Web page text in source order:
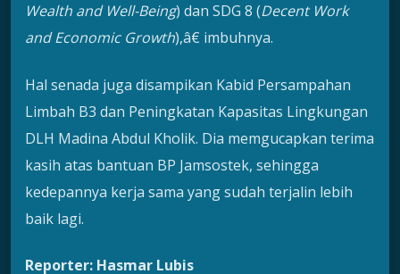
Wealth and Well-Being) dan SDG 8 (Decent Work
and Economic Growth),â€ imbuhnya.
Hal senada juga disampikan Kabid Persampahan
Limbah B3 dan Peningkatan Kapasitas Lingkungan
DLH Madina Abdul Kholik. Dia memgucapkan terima
kasih atas bantuan BP Jamsostek, sehingga
kedepannya kerja sama yang sudah terjalin lebih
baik lagi.
Reporter: Hasmar Lubis